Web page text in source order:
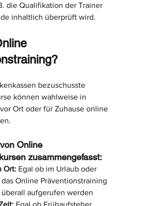
die Qualifikation der Trainer
inhaltlich überprüft wird.
bezuschusste
können wahlweise in
Ort oder für Zuhause online
Online
zusammengefasst:
Ort: Egal ob im Urlaub oder
das Online Präventionstraining
überall aufgerufen werden
Egal ob Frühaufsteher